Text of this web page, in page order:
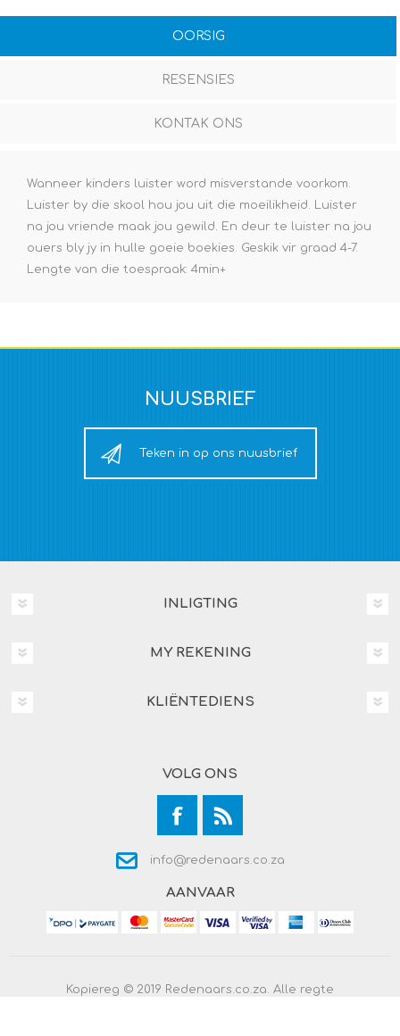
OORSIG
RESENSIES
KONTAK ONS
Wanneer kinders luister word misverstande voorkom.
Luister by die skool hou jou uit die moeilikheid. Luister
na jou vriende maak jou gewild. En deur te luister na jou
ouers bly jy in hulle goeie boekies. Geskik vir graad 4-7.
Lengte van die toespraak: 4min+
NUUSBRIEF
Teken in op ons nuusbrief
INLIGTING
MY REKENING
KLIËNTEDIENS
VOLG ONS
info@redenaars.co.za
AANVAAR
Kopiereg © 2019 Redenaars.co.za. Alle regte